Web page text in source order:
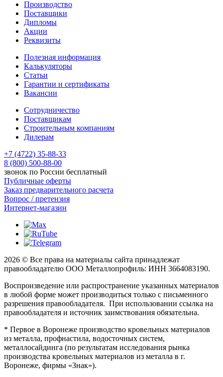
Производство
Поставщики
Дипломы
Акции
Реквизиты
Полезная информация
Калькуляторы
Статьи
Гарантии и сертификаты
Вакансии
Сотрудничество
Поставщикам
Строительным компаниям
Дилерам
+7 (4722) 35-88-33
8 (800) 500-88-00
звонок по России бесплатный
Публичные оферты
Заказ предварительного расчета
Вопрос / претензия
Интернет-магазин
2026 © Все права на материалы сайта принадлежат
правообладателю ООО Металлопрофиль: ИНН 3664083190.
Воспроизведение или распространение указанных материалов
в любой форме может производиться только с письменного
разрешения правообладателя. При использовании ссылка на
правообладателя и источник заимствования обязательна.
* Первое в Воронеже производство кровельных материалов
из металла, профнастила, водосточных систем,
металлосайдинга (по результатам исследования рынка
производства кровельных материалов из металла в г.
Воронеже, фирмы «Знак»).